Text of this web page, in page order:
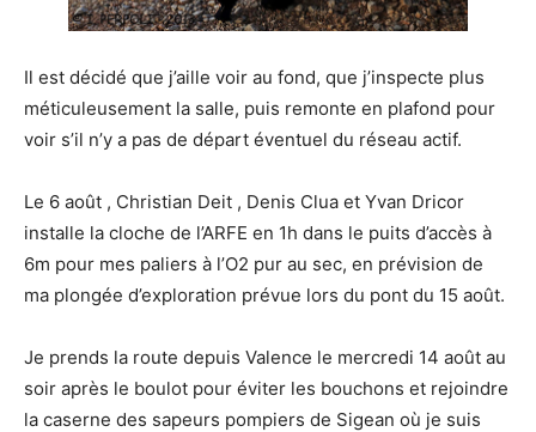
Il est décidé que j’aille voir au fond, que j’inspecte plus
méticuleusement la salle, puis remonte en plafond pour
voir s’il n’y a pas de départ éventuel du réseau actif.
Le 6 août , Christian Deit , Denis Clua et Yvan Dricor
installe la cloche de l’ARFE en 1h dans le puits d’accès à
6m pour mes paliers à l’O2 pur au sec, en prévision de
ma plongée d’exploration prévue lors du pont du 15 août.
Je prends la route depuis Valence le mercredi 14 août au
soir après le boulot pour éviter les bouchons et rejoindre
la caserne des sapeurs pompiers de Sigean où je suis